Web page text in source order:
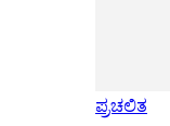
ಪ್ರಚಲಿತ